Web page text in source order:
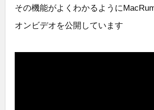
その機能がよくわかるように
オンビデオを公開しています